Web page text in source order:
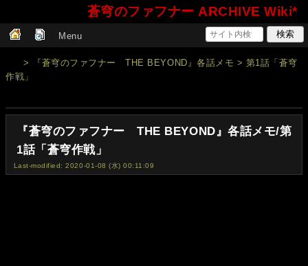
蒼穹のファフナー ARCHIVE Wiki*
Menu
> 『蒼穹のファフナー THE BEYOND』各話メモ > 第1話「蒼穹
作戦」
『蒼穹のファフナー THE BEYOND』各話メモ/第
1話「蒼穹作戦」
Last-modified: 2020-01-08 (水) 00:11:09